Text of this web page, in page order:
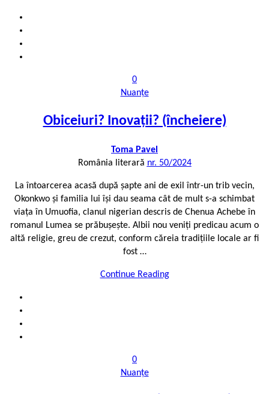
0
Nuanțe
Obiceiuri? Inovații? (încheiere)
Toma Pavel
România literară nr. 50/2024
La întoarcerea acasă după șapte ani de exil într-un trib vecin,
Okonkwo și familia lui își dau seama cât de mult s-a schimbat
viața în Umuofia, clanul nigerian descris de Chenua Achebe în
romanul Lumea se prăbușește. Albii nou veniți predicau acum o
altă religie, greu de crezut, conform căreia tradițiile locale ar fi
fost …
Continue Reading
0
Nuanțe